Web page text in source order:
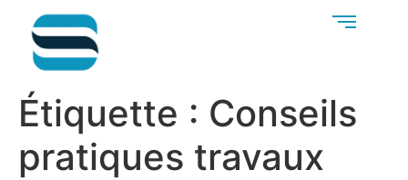
Étiquette : Conseils
pratiques travaux